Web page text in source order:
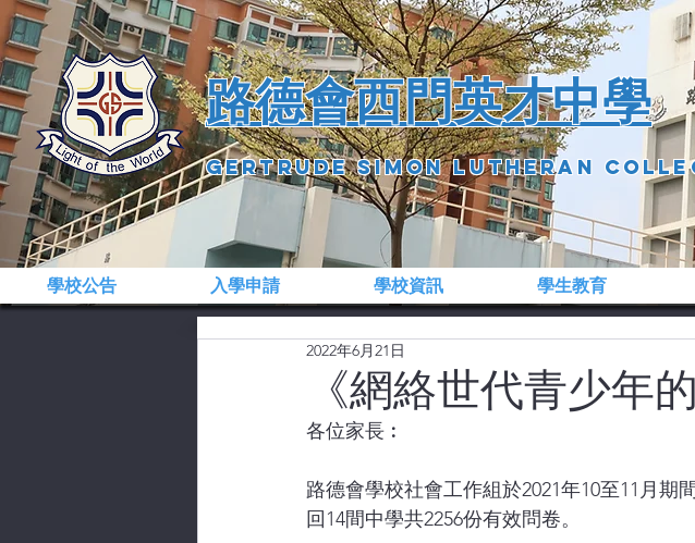
​路德會西門英才中學
gertrude simon lutheran
學校公告 入學申請 學校資訊 學生教育
《網絡世代青少年
2022年6月21日
各位家長︰
路德會學校社會工作組於2021年10至11月
回14間中學共2256份有效問卷。